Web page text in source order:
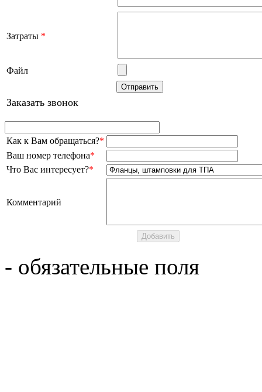
Затраты *
Файл
Заказать звонок
Как к Вам обращаться?*
Ваш номер телефона*
Что Вас интересует?*
Комментарий
- обязательные поля